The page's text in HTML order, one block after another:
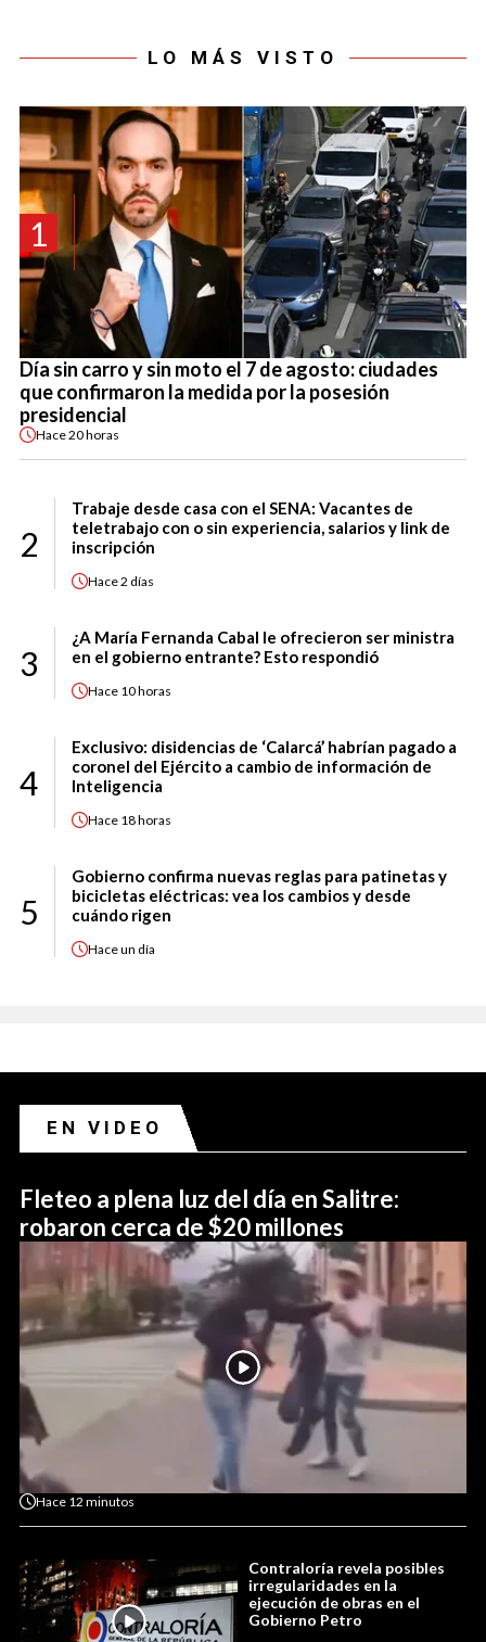
LO MÁS VISTO
1
Día sin carro y sin moto el 7 de agosto: ciudades
que confirmaron la medida por la posesión
presidencial
Hace20 horas
2
Trabaje desde casa con el SENA: Vacantes de
teletrabajo con o sin experiencia, salarios y link de
inscripción
Hace2 días
3
¿A María Fernanda Cabal le ofrecieron ser ministra
en el gobierno entrante? Esto respondió
Hace 10 horas
4
Exclusivo: disidencias de ‘Calarcá’ habrían pagado a
coronel del Ejército a cambio de información de
Inteligencia
Hace 18 horas
5
Gobierno confirma nuevas reglas para patinetas y
bicicletas eléctricas: vea los cambios y desde
cuándo rigen
Haceun día
EN VIDEO
Fleteo a plena luz del día en Salitre:
robaron cerca de $20 millones
Hace 12 minutos
Contraloría revela posibles
irregularidades en la
ejecución de obras en el
Gobierno Petro